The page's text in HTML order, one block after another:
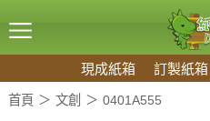
現成紙箱 訂製紙箱
首頁 文創 0401A555